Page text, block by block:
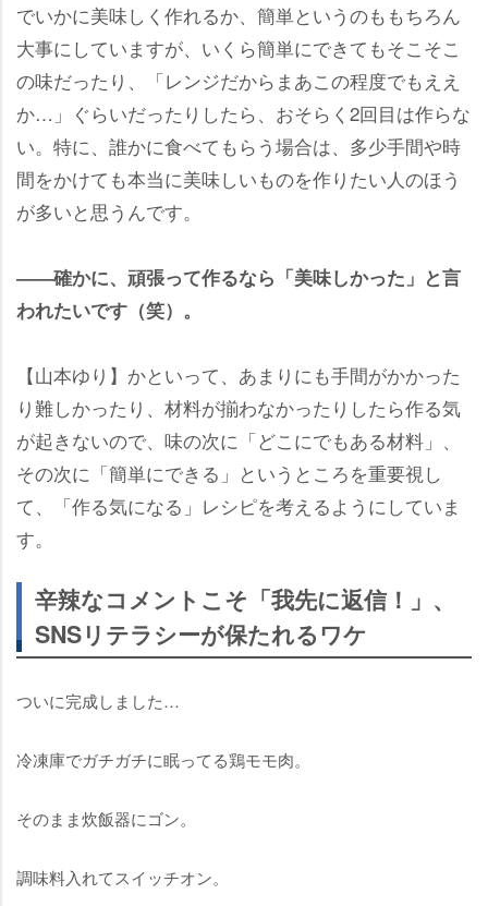
でいかに美味しく作れるか、簡単というのももちろん
大事にしていますが、いくら簡単にできてもそこそこ
の味だったり、「レンジだからまあこの程度でもええ
か…」ぐらいだったりしたら、おそらく2回目は作らな
い。特に、誰かに食べてもらう場合は、多少手間や時
間をかけても本当に美味しいものを作りたい人のほう
が多いと思うんです。
――確かに、頑張って作るなら「美味しかった」と言
われたいです（笑）。
【山本ゆり】かといって、あまりにも手間がかかった
り難しかったり、材料が揃わなかったりしたら作る気
が起きないので、味の次に「どこにでもある材料」、
その次に「簡単にできる」というところを重要視し
て、「作る気になる」レシピを考えるようにしていま
す。
辛辣なコメントこそ「我先に返信！」、
SNSリテラシーが保たれるワケ
ついに完成しました…
冷凍庫でガチガチに眠ってる鶏モモ肉。
そのまま炊飯器にゴン。
調味料入れてスイッチオン。